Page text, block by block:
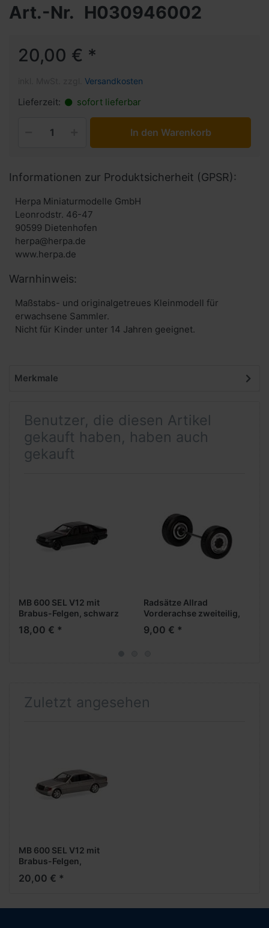
Art.-Nr. H030946002
20,00 € *
Versandkosten
Lieferzeit: sofort lieferbar
In den Warenkorb
Informationen zur Produktsicherheit (GPSR):
Herpa Miniaturmodelle GmbH
Leonrodstr. 46-47
90599 Dietenhofen
herpa@herpa.de
www.herpa.de
Warnhinweis:
Maßstabs- und originalgetreues Kleinmodell für
erwachsene Sammler.
Nicht für Kinder unter 14 Jahren geeignet.
Merkmale
Benutzer, die diesen Artikel
gekauft haben, haben auch
gekauft
MB 600 SEL V12 mit
Brabus-Felgen, schwarz
(Farbvariante)
18,00 € *
Radsätze Allrad
Vorderachse zweiteilig,
chrom/schwarz (8
Radsätze in Einzelteilen)
9,00 € *
Zuletzt angesehen
MB 600 SEL V12 mit
Brabus-Felgen,
(Farbvariante)
20,00 € *